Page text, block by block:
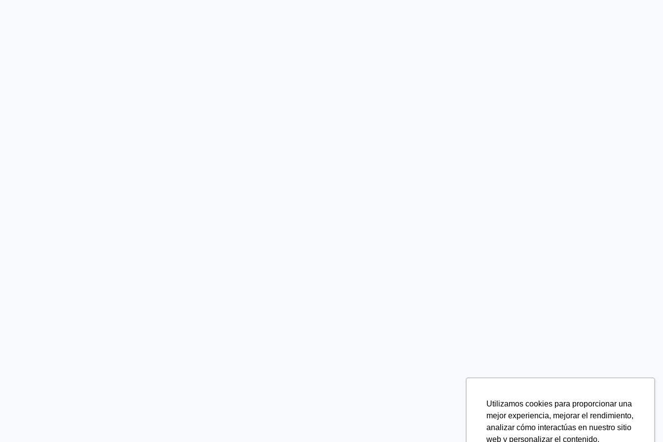
Utilizamos cookies para proporcionar una
mejor experiencia, mejorar el rendimiento,
analizar cómo interactúas en nuestro sitio
web y personalizar el contenido.